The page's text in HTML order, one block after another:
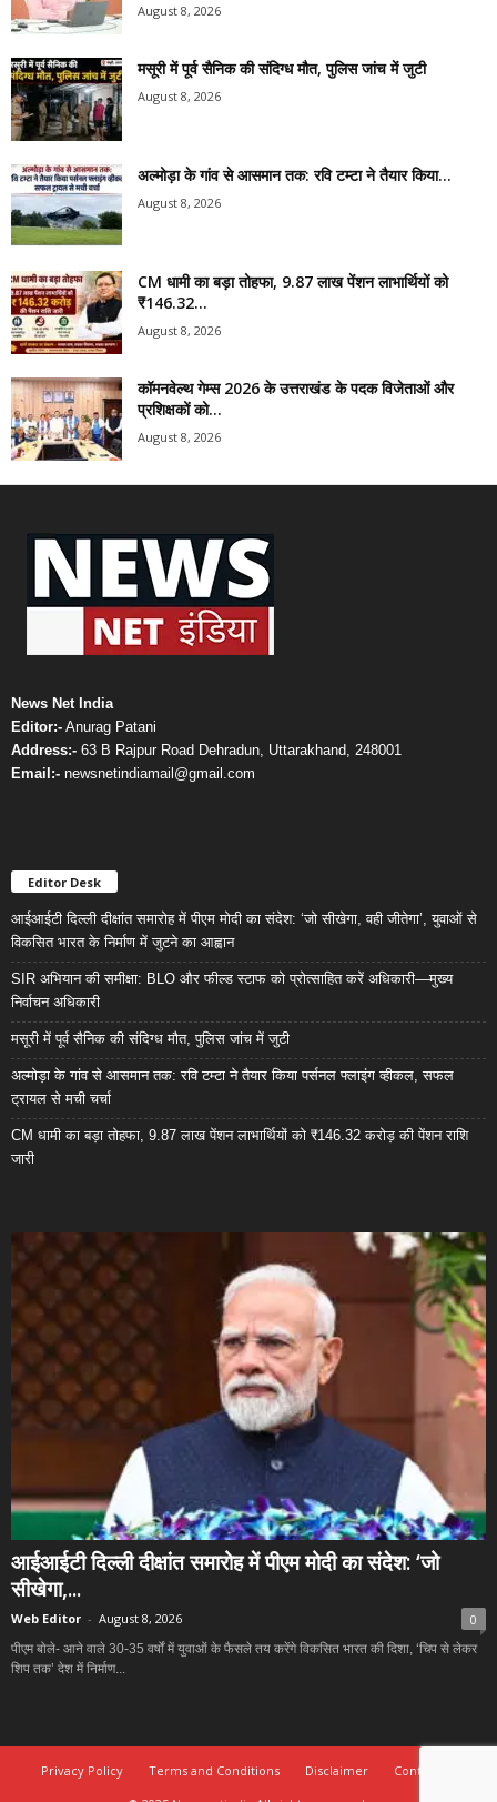
August 8, 2026
मसूरी में पूर्व सैनिक की संदिग्ध मौत, पुलिस जांच में जुटी
August 8, 2026
अल्मोड़ा के गांव से आसमान तक: रवि टम्टा ने तैयार किया...
August 8, 2026
CM धामी का बड़ा तोहफा, 9.87 लाख पेंशन लाभार्थियों को
₹146.32...
August 8, 2026
कॉमनवेल्थ गेम्स 2026 के उत्तराखंड के पदक विजेताओं और
प्रशिक्षकों को...
August 8, 2026
News Net India
Editor:- Anurag Patani
Address:- 63 B Rajpur Road Dehradun, Uttarakhand, 248001
Email:- newsnetindiamail@gmail.com
Editor Desk
आईआईटी दिल्ली दीक्षांत समारोह में पीएम मोदी का संदेश: ‘जो सीखेगा, वही जीतेगा’, युवाओं से
विकसित भारत के निर्माण में जुटने का आह्वान
SIR अभियान की समीक्षा: BLO और फील्ड स्टाफ को प्रोत्साहित करें अधिकारी—मुख्य
निर्वाचन अधिकारी
मसूरी में पूर्व सैनिक की संदिग्ध मौत, पुलिस जांच में जुटी
अल्मोड़ा के गांव से आसमान तक: रवि टम्टा ने तैयार किया पर्सनल फ्लाइंग व्हीकल, सफल
ट्रायल से मची चर्चा
CM धामी का बड़ा तोहफा, 9.87 लाख पेंशन लाभार्थियों को ₹146.32 करोड़ की पेंशन राशि
जारी
आईआईटी दिल्ली दीक्षांत समारोह में पीएम मोदी का संदेश: ‘जो
सीखेगा,...
Web Editor - August 8, 2026 0
पीएम बोले- आने वाले 30-35 वर्षों में युवाओं के फैसले तय करेंगे विकसित भारत की दिशा, ‘चिप से लेकर
शिप तक’ देश में निर्माण...
Privacy Policy Terms and Conditions Disclaimer
Contact Us